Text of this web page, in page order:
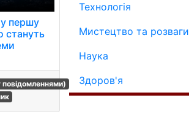
першу
стануть
повідомленнями)
Технологія
Мистецтво та розваги
Наука
Здоров'я